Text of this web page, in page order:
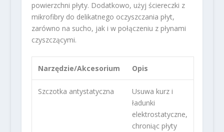
powierzchni płyty. Dodatkowo, użyj ściereczki z
mikrofibry do delikatnego oczyszczania płyt,
zarówno na sucho, jak i w połączeniu z płynami
czyszczącymi.
Narzędzie/Akcesorium Opis
Szczotka antystatyczna
Usuwa kurz i
ładunki
elektrostatyczne,
chroniąc płyty